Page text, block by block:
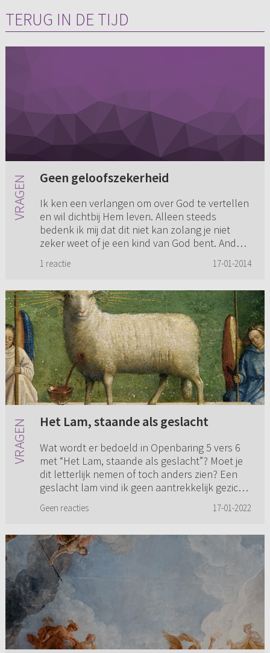
TERUG IN DE TIJD
Geen geloofszekerheid
Ik ken een verlangen om over God te vertellen
en wil dichtbij Hem leven. Alleen steeds
bedenk ik mij dat dit niet kan zolang je niet
zeker weet of je een kind van God bent. Anders
1 reactie 17-01-2014
Het Lam, staande als geslacht
Wat wordt er bedoeld in Openbaring 5 vers 6
met “Het Lam, staande als geslacht”? Moet je
dit letterlijk nemen of toch anders zien? Een
geslacht lam vind ik geen aantrekkelijk gezicht
Geen reacties 17-01-2022